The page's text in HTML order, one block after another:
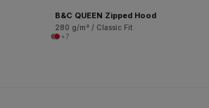
B&C QUEEN Zipped Hood
280 g/m² / Classic Fit
+7